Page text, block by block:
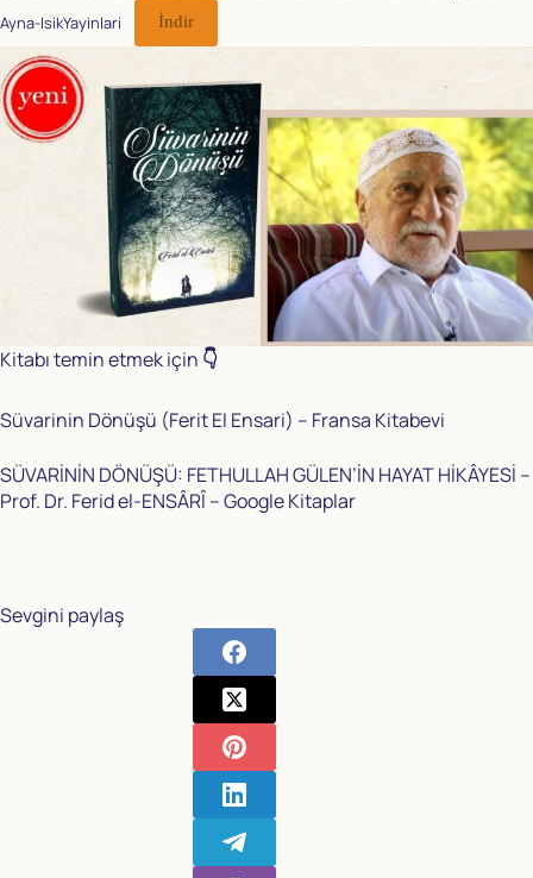
Ayna-IsikYayinlari
İndir
Kitabı temin etmek için 👇
Süvarinin Dönüşü (Ferit El Ensari) – Fransa Kitabevi
SÜVARİNİN DÖNÜŞÜ: FETHULLAH GÜLEN’İN HAYAT HİKÂYESİ –
Prof. Dr. Ferid el-ENSÂRÎ – Google Kitaplar
Sevgini paylaş